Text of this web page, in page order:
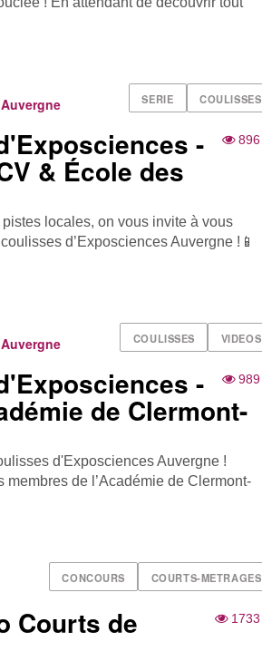
SERIE COULISSES
896
-
& École des
locales, on vous invite à vous
d’Exposciences Auvergne !📱
COULISSES VIDEOS
989
-
de Clermont-
d'Exposciences Auvergne !
membres de l’Académie de Clermont-
CONCOURS COURTS-METRAGES
1733
Courts de